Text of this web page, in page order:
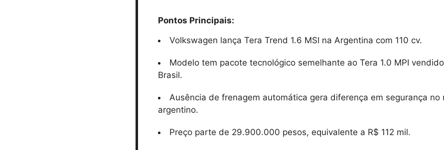
Pontos Principais:
Volkswagen lança Tera Trend 1.6 MSI na Argentina com 110 cv.
Modelo tem pacote tecnológico semelhante ao Tera 1.0 MPI
Brasil.
Ausência de frenagem automática gera diferença em segurança no
argentino.
Preço parte de 29.900.000 pesos, equivalente a R$ 112 mil.